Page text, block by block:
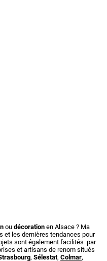
ou décorationen Alsace ? Ma
et les dernières tendances pour
sont également facilités par
et artisans de renom situés
, Sélestat, Colmar,